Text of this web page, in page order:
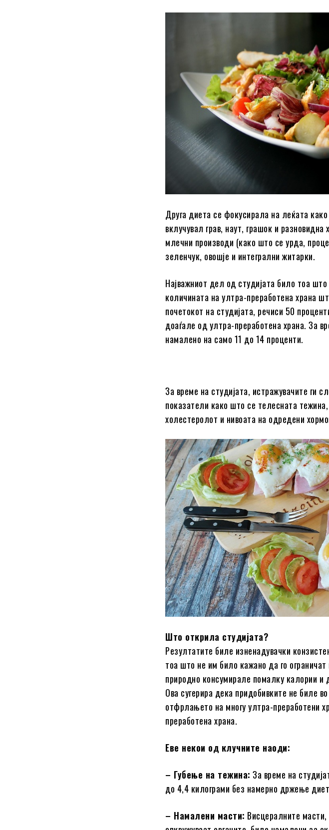
Друга диета се фокусирала на леќата
вклучувал грав, наут, грашок и
млечни производи (како што се урда,
зеленчук, овошје и интегрални житарки.
Најважниот дел од студијата било тоа
количината на ултра-преработена храна
почетокот на студијата, речиси 50
доаѓале од ултра-преработена храна. За
намалено на само 11 до 14 проценти.
За време на студијата, истражувачите ги
показатели како што се телесната
холестеролот и нивоата на одредени
Што открила студијата?
Резултатите биле изненадувачки
тоа што не им било кажано да го
природно консумирале помалку калории и
Ова сугерира дека придобивките не биле
отфрлањето на многу ултра-преработени
преработена храна.
Еве некои од клучните наоди:
– Губење на тежина: За време на
до 4,4 килограми без намерно држење
– Намалени масти: Висцералните